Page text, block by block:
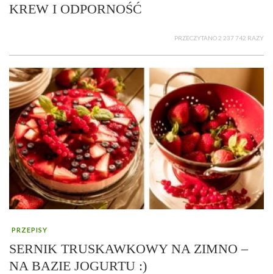
KREW I ODPORNOŚĆ
PRZECZYTANO 2 237 742 RAZY
PRZEPISY
SERNIK TRUSKAWKOWY NA ZIMNO –
NA BAZIE JOGURTU :)